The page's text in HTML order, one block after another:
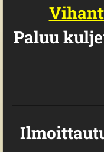
Paluu